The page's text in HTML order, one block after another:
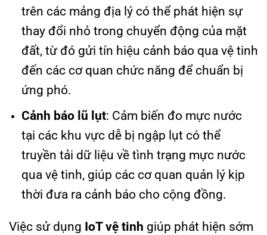
trên các mảng địa lý có thể phát hiện sự
thay đổi nhỏ trong chuyển động của mặt
đất, từ đó gửi tín hiệu cảnh báo qua vệ tinh
đến các cơ quan chức năng để chuẩn bị
ứng phó.
Cảnh báo lũ lụt: Cảm biến đo mực nước
tại các khu vực dễ bị ngập lụt có thể
truyền tải dữ liệu về tình trạng mực nước
qua vệ tinh, giúp các cơ quan quản lý kịp
thời đưa ra cảnh báo cho cộng đồng.
Việc sử dụng IoT vệ tinh giúp phát hiện sớm